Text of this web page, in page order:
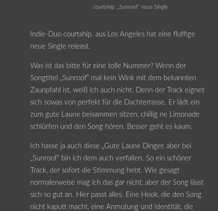
courtship. „Sunroof“ neue Single
Indie-Duo courtship. aus Los Angeles hat eine fluffige
neue Single releast.
Was ist das bitte für eine tolle Nummer? Wenn der
Songtitel „Sunroof“ mal kein Wink mit dem bekannten
Zaunpfahl ist, weiß ich auch nicht. Denn der Track eignet
sich sowas von perfekt für die Dachterrasse. Er lädt ein
zum gute Laune beisammen sitzen, chillig ne Limonade
schlürfen und den Song hören. Besser geht es kaum.
Ich hasse ja auch diese „Gute Laune Dinger, aber bei
„Sunroof“ bin ich dem auch verfallen. So ein schöner
Track, der sofort die Stimmung hebt. Wie gesagt
normalerweise mag ich das gar nicht, aber der Song lässt
sich so gut an. Hier passt alles: Eine Hook, die den Song
nicht kaputt macht, eine Anmutung und Identität, die